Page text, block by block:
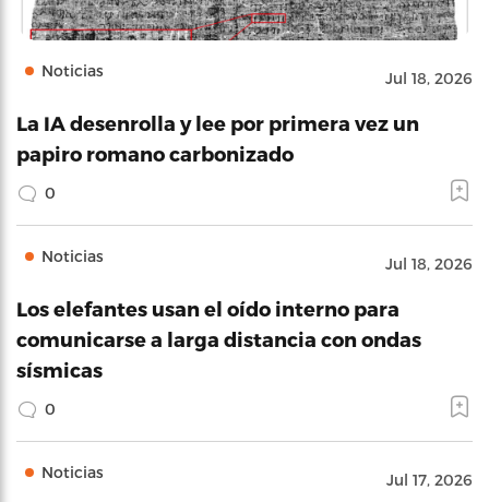
Noticias Jul 18, 2026
La IA desenrolla y lee por primera vez un
papiro romano carbonizado
0
Noticias Jul 18, 2026
Los elefantes usan el oído interno para
comunicarse a larga distancia con ondas
sísmicas
0
Noticias Jul 17, 2026